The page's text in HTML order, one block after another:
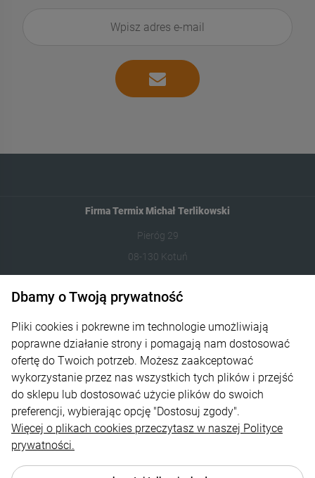
Firma Termix Michał Terlikowski
Pieróg 29
08-130 Kotuń
531-422-377
Informacje
Płatność i dostawa
Moje konto
Regulamin
Dbamy o Twoją prywatność
Pliki cookies i pokrewne im technologie umożliwiają
poprawne działanie strony i pomagają nam dostosować
ofertę do Twoich potrzeb. Możesz zaakceptować
wykorzystanie przez nas wszystkich tych plików i przejść
do sklepu lub dostosować użycie plików do swoich
preferencji, wybierając opcję "Dostosuj zgody".
Więcej o plikach cookies przeczytasz w naszej Polityce
prywatności.